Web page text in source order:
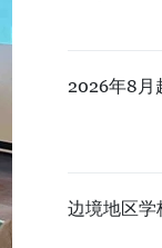
2026年8月
边境地区学